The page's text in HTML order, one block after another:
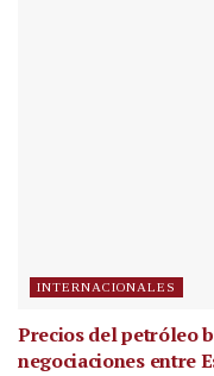
INTERNACIONALES
Precios del petróleo
negociaciones entre